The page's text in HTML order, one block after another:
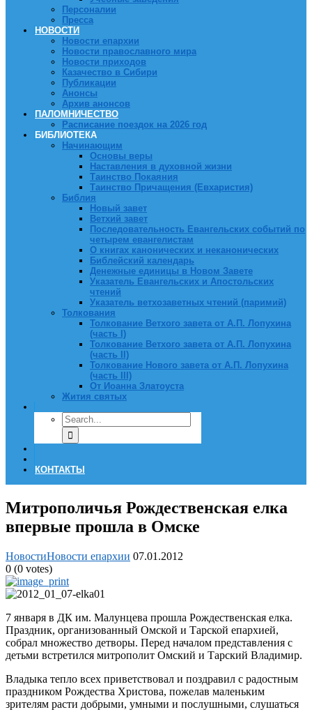
Персоналии
Пресса
НОВОСТИ
Новости епархии
Новости православного мира
Новости приходов
Казачество в Сибири
Публикации
Анонсы
Архив анонсов
ПАЛОМНИЧЕСТВО
Расписание поездок на 2026 год
БИБЛИОТЕКА
Начинающим
Основы веры
Наставления в духовной жизни
Таинство Покаяния
Таинство Причащения (Евхаристия)
Библия
Новый завет
Ветхий завет
Последовательность Евангельских событий по
четырем евангелистам
О книгах канонических и неканонических
Библейский календарь
Денежные единицы в Новом Завете
Указатель Евангельских и Апостольских
чтений
Указатель ветхозаветных чтений (паримий)
Толкования
Толкование Ветхого завета от А.П. Лопухина
(часть I)
Толкование Ветхого завета от А.П. Лопухина
(часть II)
Толкование Нового завета от А.П. Лопухина
(часть III)
От Иоанна Златоуста
Жития святых
КОНТАКТЫ
Митрополичья Рождественская елка
впервые прошла в Омске
НовостиНовости епархии 07.01.2012
0 (0 votes)
7 января в ДК им. Малунцева прошла Рождественская елка.
Праздник, организованный Омской и Тарской епархией,
собрал множество детворы. Перед началом представления с
детьми встретился митрополит Омский и Тарский Владимир.
Владыка тепло всех приветствовал и поздравил с радостным
праздником Рождества Христова, пожелав маленьким
зрителям расти добрыми, умными и послушными, слушаться